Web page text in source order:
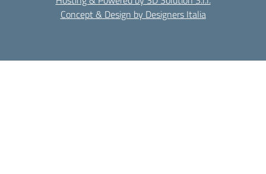
Concept & Design by Designers Italia